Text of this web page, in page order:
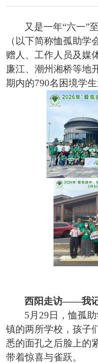
又是一年“六一”
（以下简称恤孤助
赠人、工作人员及媒
廉江、潮州湘桥等地
期内的790名困境学
西阳走访——我记
5月29日，恤孤
镇的两所学校，孩子
悉的面孔之后脸上的
带着惊喜与雀跃。